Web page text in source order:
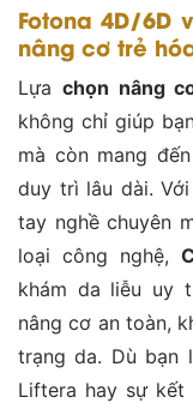
Fotona 4D/6D
nâng cơ trẻ
Lựa chọn nâng
không chỉ giúp
mà còn mang
duy trì lâu dài.
tay nghề chuyên
loại công nghệ,
khám da liễu uy
nâng cơ an toàn,
trạng da. Dù bạn
Liftera hay sự